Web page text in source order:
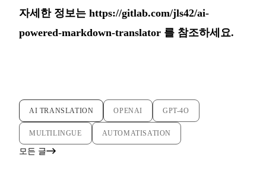
자세한 정보는 https://gitlab.com/jls42/ai-
powered-markdown-translator 를 참조하세요.
AI TRANSLATION OPENAI GPT-4O
MULTILINGUE AUTOMATISATION
모든 글